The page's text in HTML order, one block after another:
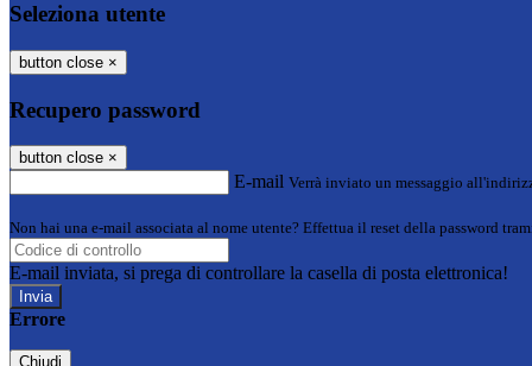
Seleziona utente
button close ×
Recupero password
button close ×
E-mail Verrà inviato un messaggio
Non hai una e-mail associata al nome utente? Effettua il reset della password
E-mail inviata, si prega di controllare la casella di posta elettronica!
Errore
Chiudi